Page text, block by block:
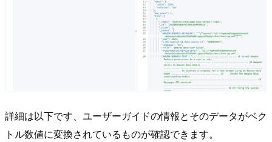
詳細は以下です、ユーザーガイドの情報とそのデータがベク
トル数値に変換されているものが確認できます。